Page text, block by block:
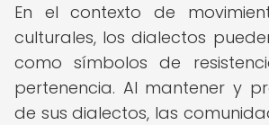
En el contexto de
culturales, los dialectos
como símbolos de
pertenencia. Al mantener y
de sus dialectos, las